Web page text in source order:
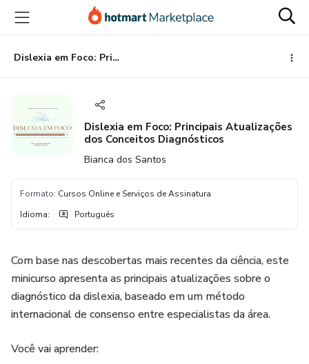
para
conteúdo
principal
para
pagamento
para
rodapé
Dislexia em Foco: Principais Atualizações dos Conceitos Diagnósticos
Dislexia em Foco: Principais Atualizações
dos Conceitos Diagnósticos
Bianca dos Santos
Formato: Cursos Online e Serviços de Assinatura
Idioma: Português
Com base nas descobertas mais recentes da ciência, este
minicurso apresenta as principais atualizações sobre o
diagnóstico da dislexia, baseado em um método
internacional de consenso entre especialistas da área.
Você vai aprender: